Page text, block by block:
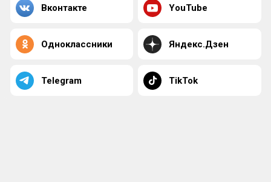
Вконтакте YouTube
Одноклассники Яндекс.Дзен
Telegram TikTok